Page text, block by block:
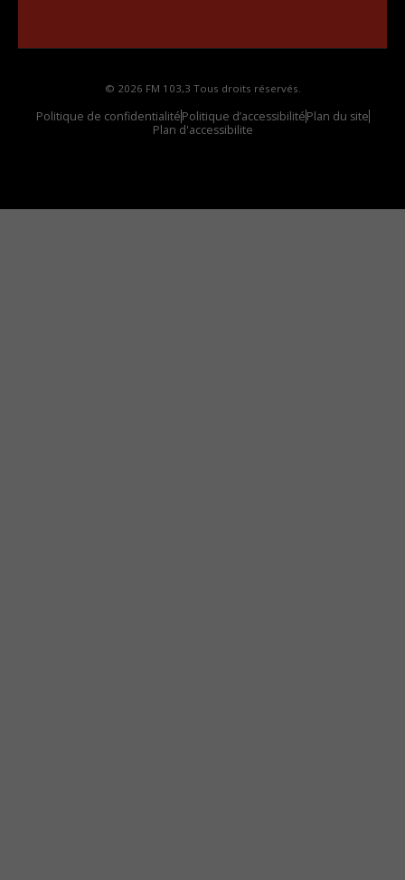
© 2026 FM 103,3 Tous droits réservés.
Politique de confidentialitéPolitique d’accessibilitéPlan du site
Plan d'accessibilite